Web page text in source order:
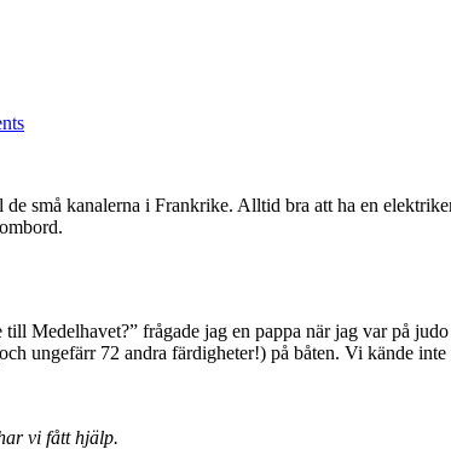
små kanalerna i Frankrike. Alltid bra att ha en
Medelhavet?” frågade jag en pappa när jag var på
ungefärr 72 andra färdigheter!) på båten. Vi kände
vi fått hjälp.